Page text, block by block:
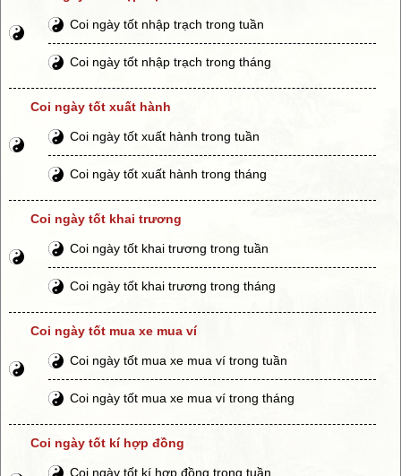
Coi ngày tốt nhập trạch trong tuần
Coi ngày tốt nhập trạch trong tháng
Coi ngày tốt xuất hành
Coi ngày tốt xuất hành trong tuần
Coi ngày tốt xuất hành trong tháng
Coi ngày tốt khai trương
Coi ngày tốt khai trương trong tuần
Coi ngày tốt khai trương trong tháng
Coi ngày tốt mua xe mua ví
Coi ngày tốt mua xe mua ví trong tuần
Coi ngày tốt mua xe mua ví trong tháng
Coi ngày tốt kí hợp đồng
Coi ngày tốt kí hợp đồng trong tuần